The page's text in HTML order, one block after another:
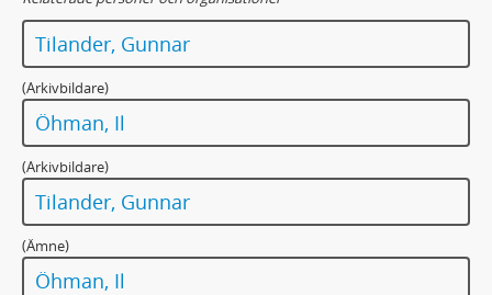
Tilander, Gunnar
(Arkivbildare)
Öhman, Il
(Arkivbildare)
Tilander, Gunnar
(Ämne)
Öhman, Il